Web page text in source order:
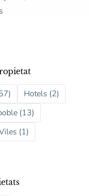
Hotels (2)
(13)
(1)